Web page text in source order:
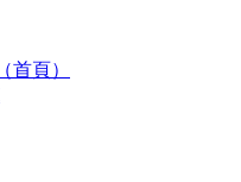
首頁）